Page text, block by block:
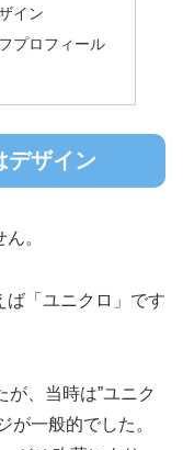
イン
プロフィール
デザイン
。
ば「ユニクロ」です
、当時は”ユニク
が一般的でした。